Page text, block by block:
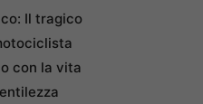
Il tragico
con la vita